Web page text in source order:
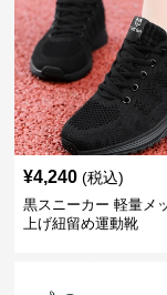
¥4,240 (税込)
黒スニーカー 軽量メ
上げ紐留め運動靴